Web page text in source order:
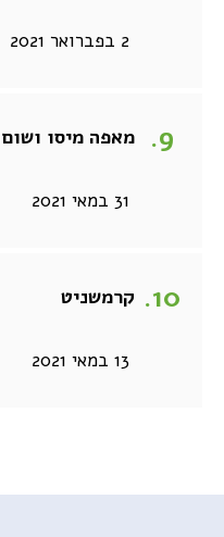
2 בפברואר 2021
מאפה מיסו ושום
31 במאי 2021
קרמשניט
13 במאי 2021